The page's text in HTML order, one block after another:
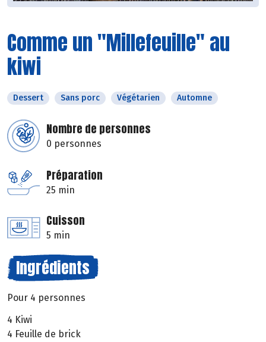
Comme un "Millefeuille" au
kiwi
Dessert Sans porc Végétarien Automne
Nombre de personnes
0 personnes
Préparation
25 min
Cuisson
5 min
Ingrédients
Pour 4 personnes
4 Kiwi
4 Feuille de brick